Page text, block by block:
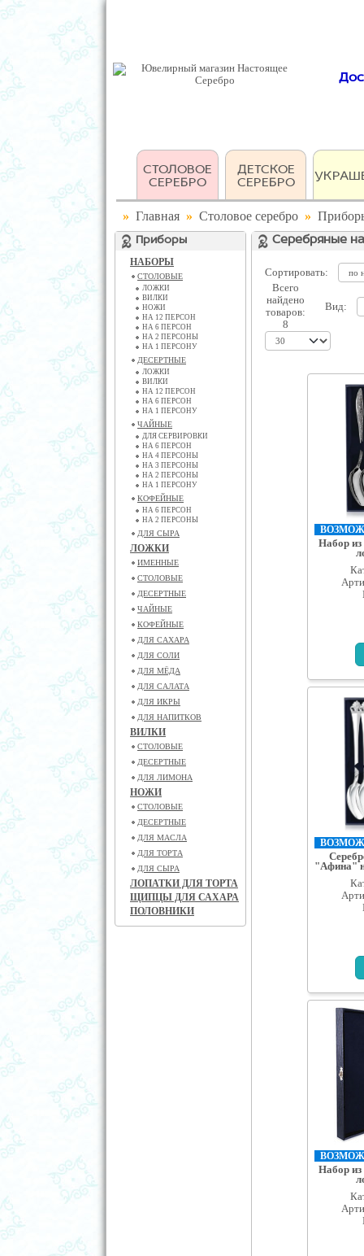
СТОЛОВОЕ
СЕРЕБРО
ДЕТСКОЕ
СЕРЕБРО
» Главная » Столовое серебро »
Приборы
НАБОРЫ
СТОЛОВЫЕ
ЛОЖКИ
ВИЛКИ
НОЖИ
НА 12 ПЕРСОН
НА 6 ПЕРСОН
НА 2 ПЕРСОНЫ
НА 1 ПЕРСОНУ
ДЕСЕРТНЫЕ
ЛОЖКИ
ВИЛКИ
НА 12 ПЕРСОН
НА 6 ПЕРСОН
НА 1 ПЕРСОНУ
ЧАЙНЫЕ
ДЛЯ СЕРВИРОВКИ
НА 6 ПЕРСОН
НА 4 ПЕРСОНЫ
НА 3 ПЕРСОНЫ
НА 2 ПЕРСОНЫ
НА 1 ПЕРСОНУ
КОФЕЙНЫЕ
НА 6 ПЕРСОН
НА 2 ПЕРСОНЫ
ДЛЯ СЫРА
ЛОЖКИ
ИМЕННЫЕ
СТОЛОВЫЕ
ДЕСЕРТНЫЕ
ЧАЙНЫЕ
КОФЕЙНЫЕ
ДЛЯ САХАРА
ДЛЯ СОЛИ
ДЛЯ МЁДА
ДЛЯ САЛАТА
ДЛЯ ИКРЫ
ДЛЯ НАПИТКОВ
ВИЛКИ
СТОЛОВЫЕ
ДЕСЕРТНЫЕ
ДЛЯ ЛИМОНА
НОЖИ
СТОЛОВЫЕ
ДЕСЕРТНЫЕ
ДЛЯ МАСЛА
ДЛЯ ТОРТА
ДЛЯ СЫРА
ЛОПАТКИ ДЛЯ ТОРТА
ЩИПЦЫ ДЛЯ САХАРА
ПОЛОВНИКИ
Серебряные
Сортировать:
Всего
найдено
товаров:
8
Вид:
Набор из
"Афина"
Набор из